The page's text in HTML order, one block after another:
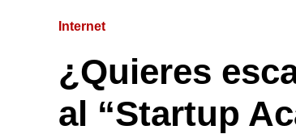
Internet
¿Quieres
al “Startup